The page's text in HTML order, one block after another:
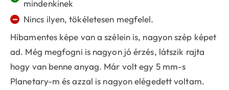
mindenkinek
−
Nincs ilyen, tökéletesen megfelel.
Hibamentes képe van a szélein is, nagyon szép képet
ad. Még megfogni is nagyon jó érzés, látszik rajta
hogy van benne anyag. Már volt egy 5 mm-s
Planetary-m és azzal is nagyon elégedett voltam.